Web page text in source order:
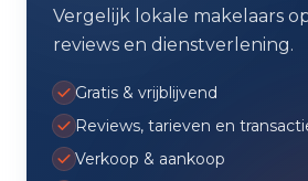
Vergelijk lokale makelaars
reviews en dienstverlening.
Gratis & vrijblijvend
Reviews, tarieven en
Verkoop & aankoop